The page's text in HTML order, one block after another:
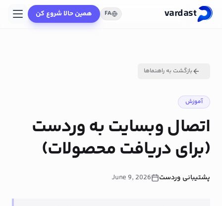
vardast
FA همین حالا شروع کن
بازگشت به راهنماها
آموزش
اتصال وبسایت به وردست
(برای دریافت محصولات)
پشتیبانی وردست June 9, 2026